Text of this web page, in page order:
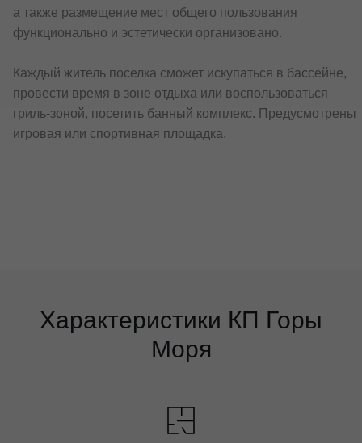
а также размещение мест общего пользования
функционально и эстетически организовано.
Каждый житель поселка сможет искупаться в бассейне,
провести время в зоне отдыха или воспользоваться
гриль-зоной, посетить банный комплекс. Предусмотрены
игровая или спортивная площадка.
Характеристики КП Горы
Моря